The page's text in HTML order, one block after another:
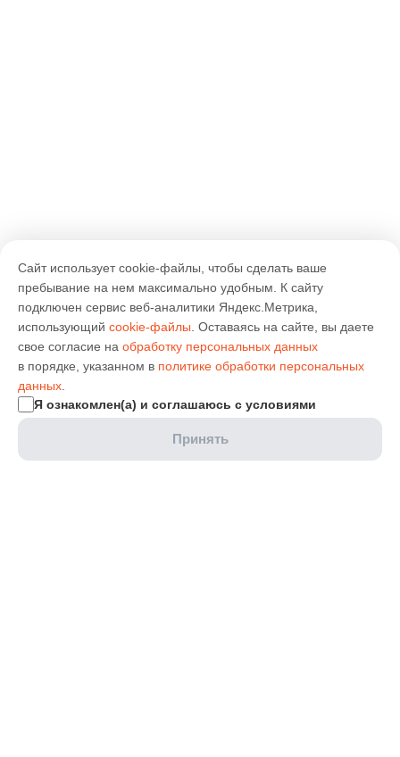
Сайт использует cookie-файлы, чтобы сделать ваше
пребывание на нем максимально удобным. К cайту
подключен сервис веб-аналитики Яндекс.Метрика,
использующий cookie-файлы . Оставаясь на сайте, вы даете
свое согласие на обработку персональных данных
в порядке, указанном в политике обработки персональных
данных
Я ознакомлен(а) и соглашаюсь с условиями
Принять